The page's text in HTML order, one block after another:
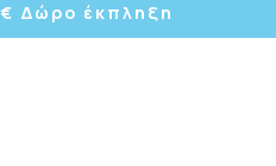
€ Δώρο έκπληξη